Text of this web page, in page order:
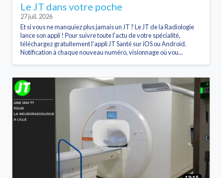
Le JT dans votre poche
27 juil. 2026
Et si vous ne manquiez plus jamais un JT ? Le JT de la Radiologie
lance son appli ! Pour suivre toute l'actu de votre spécialité,
téléchargez gratuitement l'appli JT Santé sur iOS ou Android.
Notification à chaque nouveau numéro, visionnage où vou...